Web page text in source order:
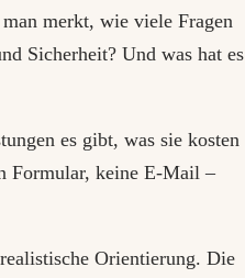
merkt, wie viele Fragen
Sicherheit? Und was hat es
es gibt, was sie kosten
Formular, keine E-Mail –
Orientierung. Die